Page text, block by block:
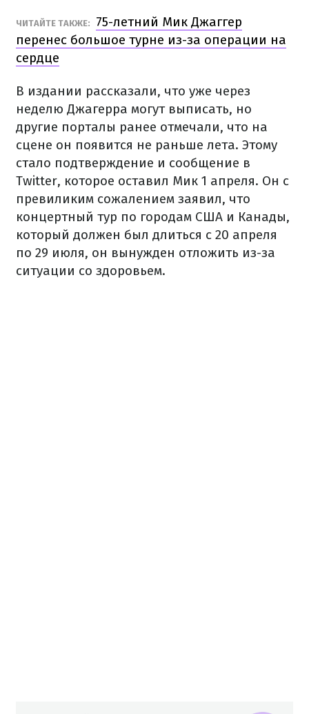
ЧИТАЙТЕ ТАКЖЕ:
75-летний Мик Джаггер
перенес большое турне из-за операции на
сердце
В издании рассказали, что уже через
неделю Джагерра могут выписать, но
другие порталы ранее отмечали, что на
сцене он появится не раньше лета. Этому
стало подтверждение и сообщение в
Twitter, которое оставил Мик 1 апреля. Он с
превиликим сожалением заявил, что
концертный тур по городам США и Канады,
который должен был длиться с 20 апреля
по 29 июля, он вынужден отложить из-за
ситуации со здоровьем.